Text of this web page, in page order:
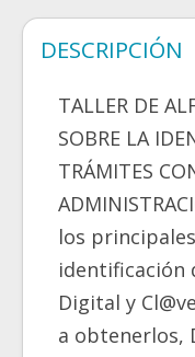
DESCRIPCIÓN
TALLER DE
SOBRE LA
TRÁMITES
los
identificación
Digital y
a obtenerlos,